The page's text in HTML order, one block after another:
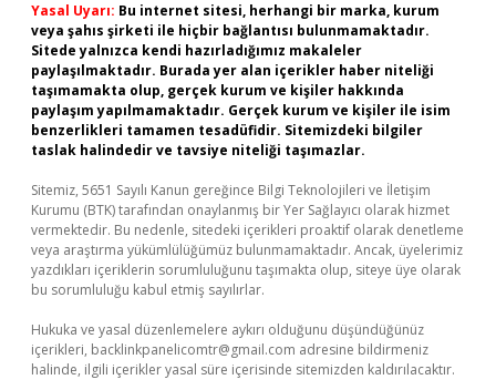
Yasal Uyarı: Bu internet sitesi, herhangi bir marka, kurum
veya şahıs şirketi ile hiçbir bağlantısı bulunmamaktadır.
Sitede yalnızca kendi hazırladığımız makaleler
paylaşılmaktadır. Burada yer alan içerikler haber niteliği
taşımamakta olup, gerçek kurum ve kişiler hakkında
paylaşım yapılmamaktadır. Gerçek kurum ve kişiler ile isim
benzerlikleri tamamen tesadüfidir. Sitemizdeki bilgiler
taslak halindedir ve tavsiye niteliği taşımazlar.
Sitemiz, 5651 Sayılı Kanun gereğince Bilgi Teknolojileri ve İletişim
Kurumu (BTK) tarafından onaylanmış bir Yer Sağlayıcı olarak hizmet
vermektedir. Bu nedenle, sitedeki içerikleri proaktif olarak denetleme
veya araştırma yükümlülüğümüz bulunmamaktadır. Ancak, üyelerimiz
yazdıkları içeriklerin sorumluluğunu taşımakta olup, siteye üye olarak
bu sorumluluğu kabul etmiş sayılırlar.
Hukuka ve yasal düzenlemelere aykırı olduğunu düşündüğünüz
içerikleri, backlinkpanelicomtr@gmail.com adresine bildirmeniz
halinde, ilgili içerikler yasal süre içerisinde sitemizden kaldırılacaktır.